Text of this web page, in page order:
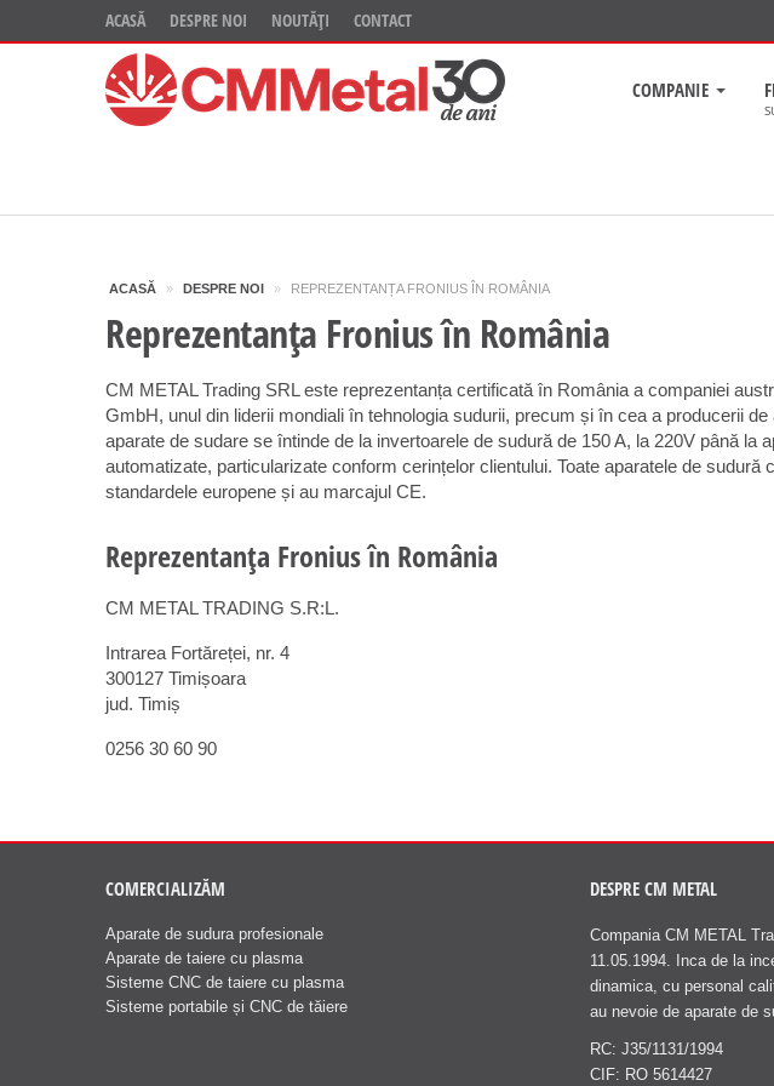
ACASĂ DESPRE NOI NOUTĂȚI CONTACT
COMPANIE
ACASĂ » DESPRE NOI » REPREZENTANȚA FRONIUS ÎN ROMÂNIA
Reprezentanța Fronius în România
CM METAL Trading SRL este reprezentanța certificată în România a companiei
GmbH, unul din liderii mondiali în tehnologia sudurii, precum și în cea a producerii
aparate de sudare se întinde de la invertoarele de sudură de 150 A, la 220V până la
automatizate, particularizate conform cerințelor clientului. Toate aparatele de sudură
standardele europene și au marcajul CE.
Reprezentanța Fronius în România
CM METAL TRADING S.R:L.
Intrarea Fortăreței, nr. 4
300127 Timișoara
jud. Timiș
0256 30 60 90
COMERCIALIZĂM
Aparate de sudura profesionale
Aparate de taiere cu plasma
Sisteme CNC de taiere cu plasma
Sisteme portabile și CNC de tăiere
DESPRE CM METAL
Compania CM METAL
11.05.1994. Inca de la
dinamica, cu personal
au nevoie de aparate de
RC: J35/1131/1994
CIF: RO 5614427